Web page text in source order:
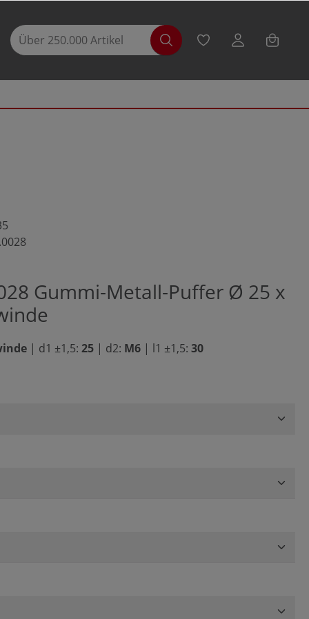
Gummi-Metall-Puffer Ø 25 x
| d1 ±1,5: 25 | d2: M6 | l1 ±1,5: 30